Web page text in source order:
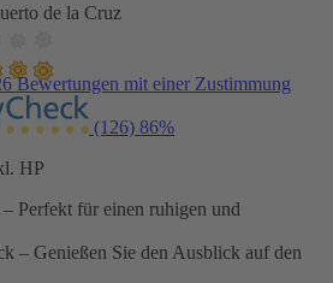
de la Cruz
Bewertungen mit einer Zustimmung
(126) 86%
HP
Perfekt für einen ruhigen und
– Genießen Sie den Ausblick auf den